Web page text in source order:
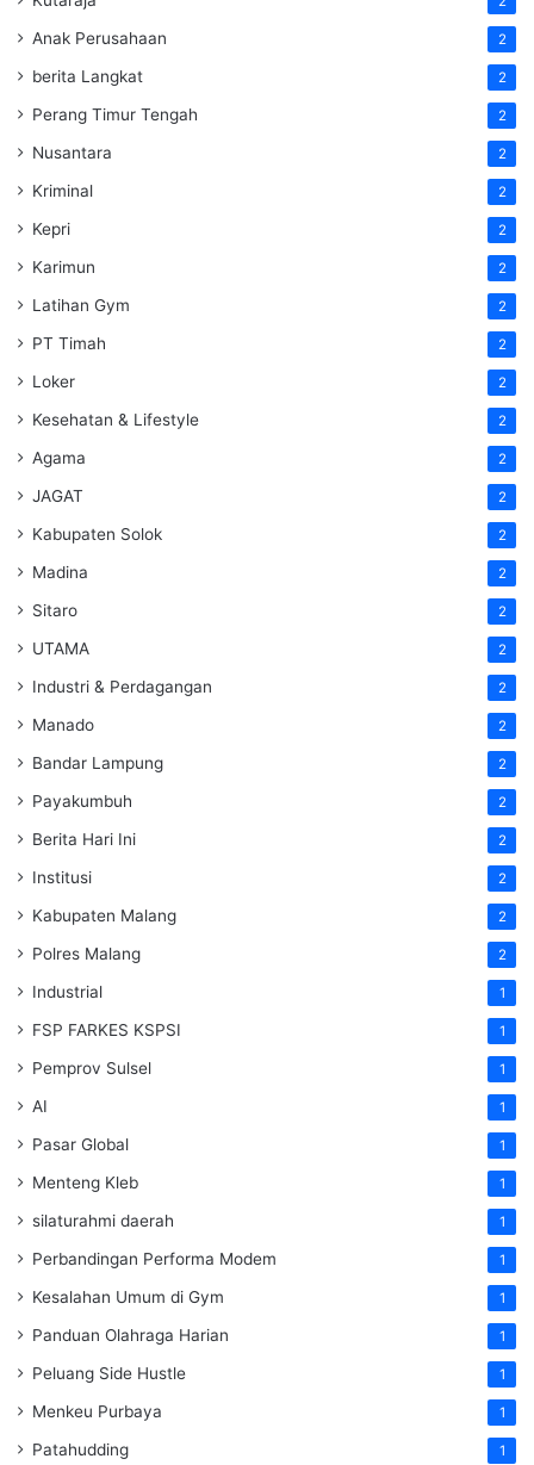
Anak Perusahaan 2
berita Langkat 2
Perang Timur Tengah 2
Nusantara 2
Kriminal 2
Kepri 2
Karimun 2
Latihan Gym 2
PT Timah 2
Loker 2
Kesehatan & Lifestyle 2
Agama 2
JAGAT 2
Kabupaten Solok 2
Madina 2
Sitaro 2
UTAMA 2
Industri & Perdagangan 2
Manado 2
Bandar Lampung 2
Payakumbuh 2
Berita Hari Ini 2
Institusi 2
Kabupaten Malang 2
Polres Malang 2
Industrial 1
FSP FARKES KSPSI 1
Pemprov Sulsel 1
AI 1
Pasar Global 1
Menteng Kleb 1
silaturahmi daerah 1
Perbandingan Performa Modem 1
Kesalahan Umum di Gym 1
Panduan Olahraga Harian 1
Peluang Side Hustle 1
Menkeu Purbaya 1
Patahudding 1